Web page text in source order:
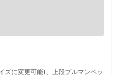
ズに変更可能)、上段プルマンベッ